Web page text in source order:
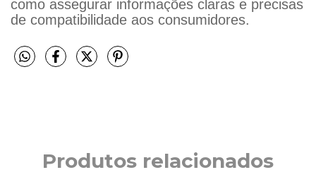
como assegurar informações claras e precisas
de compatibilidade aos consumidores.
Produtos relacionados